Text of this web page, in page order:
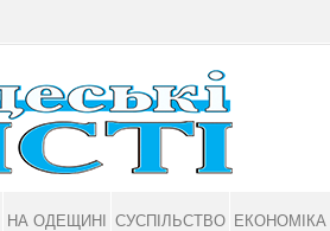
НА ОДЕЩИНІ СУСПІЛЬСТВО ЕКОНОМІКА